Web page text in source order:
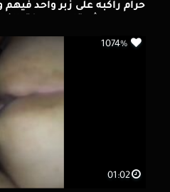
حرام راكبه على زبر واحد
01:02
1074%